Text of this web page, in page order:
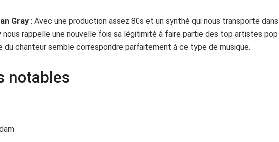
Gray : Avec une production assez 80s et un synthé qui nous transporte dans
nous rappelle une nouvelle fois sa légitimité à faire partie des top artistes pop
du chanteur semble correspondre parfaitement à ce type de musique.
notables